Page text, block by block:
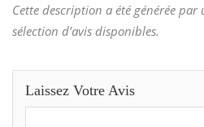
Cette description a été générée par
sélection d’avis disponibles.
Laissez Votre Avis